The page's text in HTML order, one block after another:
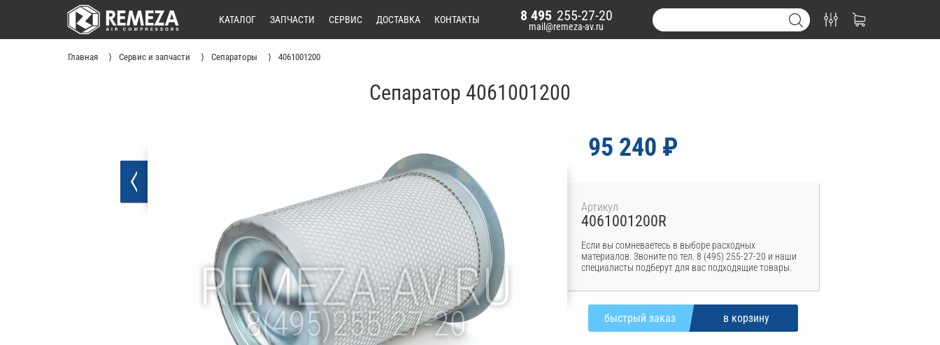
КАТАЛОГ ЗАПЧАСТИ СЕРВИС ДОСТАВКА КОНТАКТЫ 8 495 255-27-20
mail@remeza-av.ru
Главная Сервис и запчасти Сепараторы 4061001200
Сепаратор 4061001200
95 240 ₽
Артикул
4061001200R
Если вы сомневаетесь в выборе расходных
материалов. Звоните по тел. 8 (495) 255-27-20 и наши
специалисты подберут для вас подходящие товары.